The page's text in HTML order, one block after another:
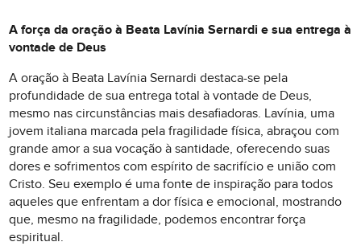
A força da oração à Beata Lavínia Sernardi e sua entrega à
vontade de Deus
A oração à Beata Lavínia Sernardi destaca-se pela
profundidade de sua entrega total à vontade de Deus,
mesmo nas circunstâncias mais desafiadoras. Lavínia, uma
jovem italiana marcada pela fragilidade física, abraçou com
grande amor a sua vocação à santidade, oferecendo suas
dores e sofrimentos com espírito de sacrifício e união com
Cristo. Seu exemplo é uma fonte de inspiração para todos
aqueles que enfrentam a dor física e emocional, mostrando
que, mesmo na fragilidade, podemos encontrar força
espiritual.